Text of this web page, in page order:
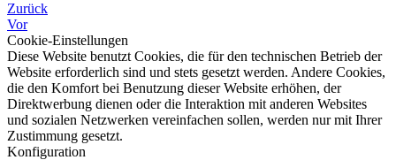
Zurück
Vor
Cookie-Einstellungen
Diese Website benutzt Cookies, die für den technischen Betrieb der
Website erforderlich sind und stets gesetzt werden. Andere Cookies,
die den Komfort bei Benutzung dieser Website erhöhen, der
Direktwerbung dienen oder die Interaktion mit anderen Websites
und sozialen Netzwerken vereinfachen sollen, werden nur mit Ihrer
Zustimmung gesetzt.
Konfiguration